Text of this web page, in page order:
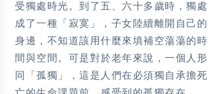
受獨處時光。到了五、六十多歲時，獨處
成了一種「寂寞」，子女陸續離開自己的
身邊，不知道該用什麼來填補空蕩蕩的時
間與空間。可是對於老年來說，一個人形
同「孤獨」，這是人們在必須獨自承擔死